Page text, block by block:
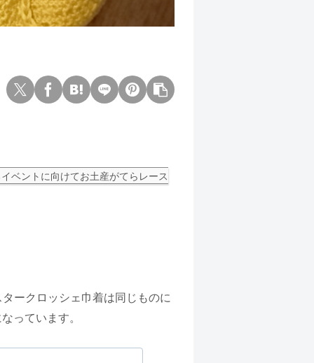
ベントに向けてお土産がてらレース
ークロッシェ巾着は同じものに
っています。